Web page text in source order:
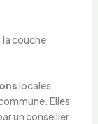
couche
locales
Elles
un conseiller